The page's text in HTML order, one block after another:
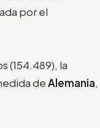
por el
(154.489), la
deAlemania,